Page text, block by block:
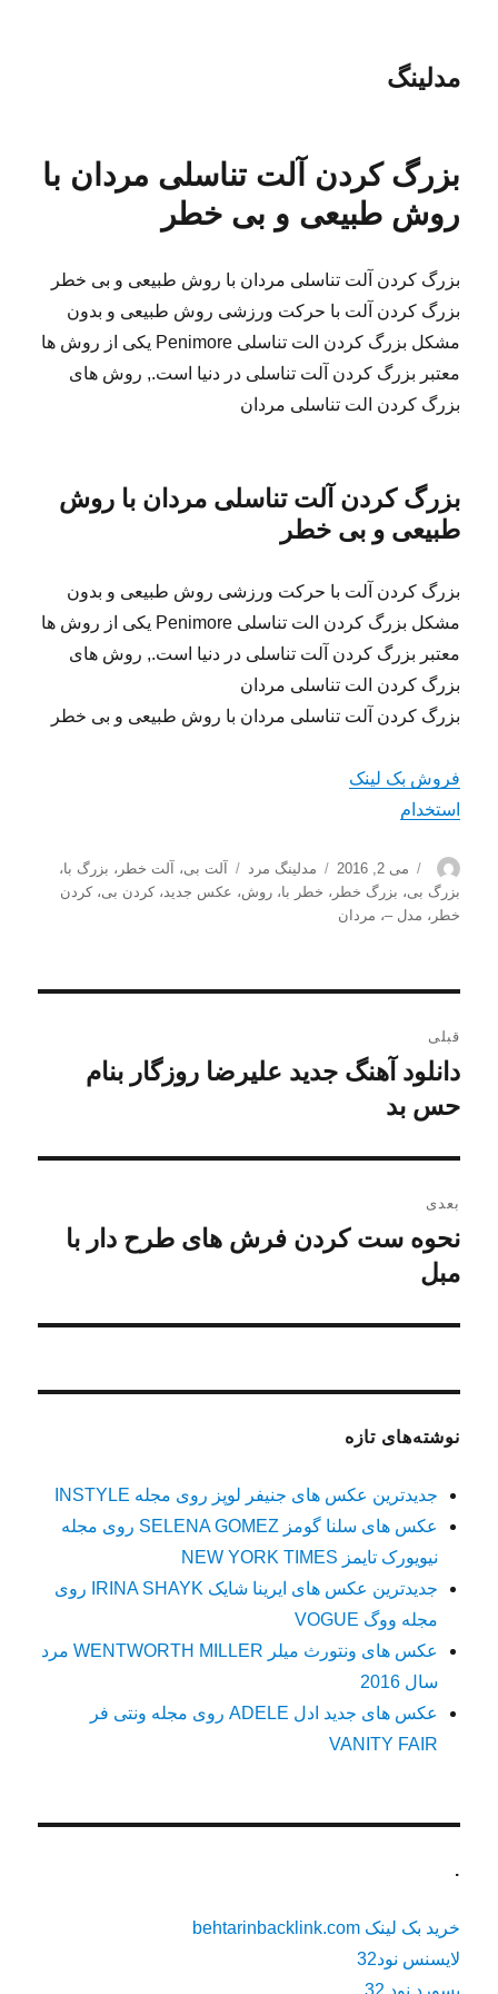
مدلینگ
بزرگ کردن آلت تناسلی مردان با
روش طبیعی و بی خطر
بزرگ کردن آلت تناسلی مردان با روش طبیعی و بی خطر
بزرگ کردن آلت با حرکت ورزشی روش طبیعی و بدون
مشکل بزرگ کردن الت تناسلی Penimore یکی از روش ها
معتبر بزرگ کردن آلت تناسلی در دنیا است., روش های
بزرگ کردن الت تناسلی مردان
بزرگ کردن آلت تناسلی مردان با روش
طبیعی و بی خطر
بزرگ کردن آلت با حرکت ورزشی روش طبیعی و بدون
مشکل بزرگ کردن الت تناسلی Penimore یکی از روش ها
معتبر بزرگ کردن آلت تناسلی در دنیا است., روش های
بزرگ کردن الت تناسلی مردان
بزرگ کردن آلت تناسلی مردان با روش طبیعی و بی خطر
فروش بک لینک
استخدام
نویسنده
ارسال
شده
در
می 2, 2016 دسته‌ها
مدلینگ مرد برچسب‌ها
آلت بی، آلت خطر ، بزرگ با،
بزرگ بی، بزرگ خطر ، خطر با،روش، عکس جدید،کردن بی،کردن
خطر ، مدل –، مردان
نوشته
قبلی
نوشته
قبلی:
دانلود آهنگ جدید علیرضا روزگار بنام
حس بد
بعدی
نوشته
بعدی:
نحوه ست کردن فرش های طرح دار با
مبل
نوشته‌های تازه
جدیدترین عکس های جنیفر لوپز روی مجله INSTYLE
عکس های سلنا گومز SELENA GOMEZ روی مجله
نیویورک تایمز NEW YORK TIMES
جدیدترین عکس های ایرینا شایک IRINA SHAYK روی
مجله ووگ VOGUE
عکس های ونتورث میلر WENTWORTH MILLER مرد
سال 2016
عکس های جدید ادل ADELE روی مجله ونتی فر
VANITY FAIR
.
خرید بک لینک behtarinbacklink.com
لایسنس نود32
پسورد نود 32